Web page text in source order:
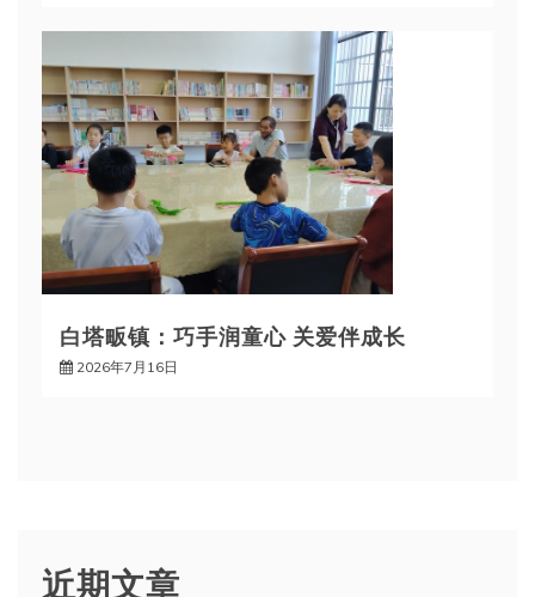
白塔畈镇：巧手润童心 关爱伴成长
2026年7月16日
近期文章